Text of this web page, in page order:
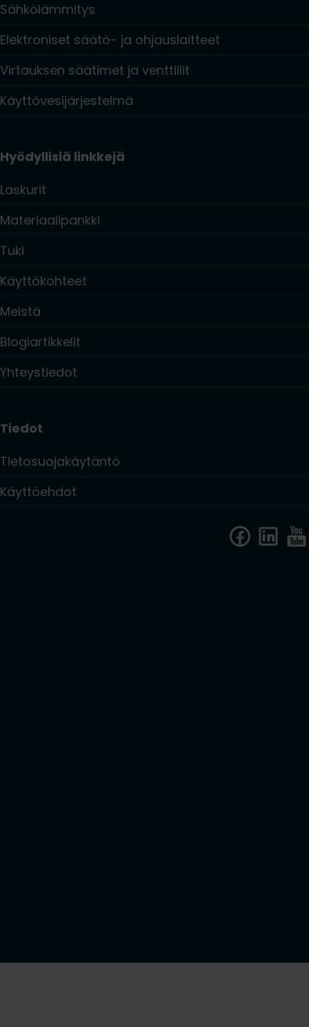
Sähkölämmitys
Elektroniset säätö- ja ohjauslaitteet
Virtauksen säätimet ja venttiilit
Käyttövesijärjestelmä
Hyödyllisiä linkkejä
Laskurit
Materiaalipankki
Tuki
Käyttökohteet
Meistä
Blogiartikkelit
Yhteystiedot
Tiedot
Tietosuojakäytäntö
Käyttöehdot